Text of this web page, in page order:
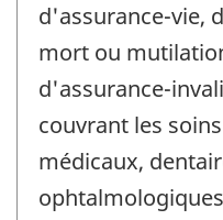
d'assurance-vie,
mort ou
d'assurance-
couvrant les
médicaux,